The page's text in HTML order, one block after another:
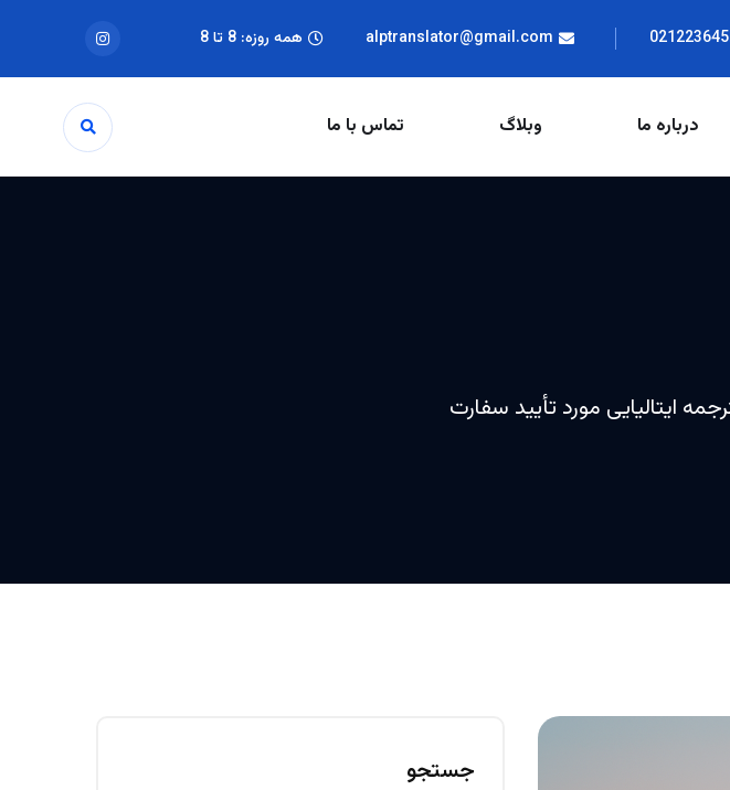
alptranslator@gmail.com همه روزه: 8 تا 8
درباره ما وبلاگ تماس با ما
ایتالیایی مورد تأیید سفارت
جستجو